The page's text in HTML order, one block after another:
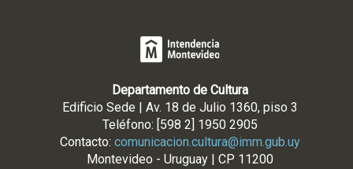
Departamento de Cultura
Edificio Sede | Av. 18 de Julio 1360, piso 3
Teléfono: [598 2] 1950 2905
Contacto: comunicacion.cultura@imm.gub.uy
Montevideo - Uruguay | CP 11200